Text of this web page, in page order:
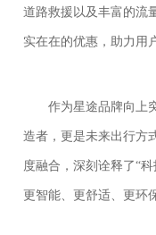
道路救援以及丰富的流
实在在的优惠，助力用
作为星途品牌向上
造者，更是未来出行方
度融合，深刻诠释了“
更智能、更舒适、更环